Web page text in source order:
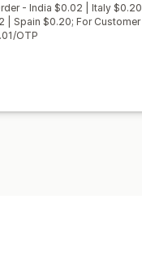
- India $0.02 | Italy $0.20
| Spain $0.20; For Customer
OTP